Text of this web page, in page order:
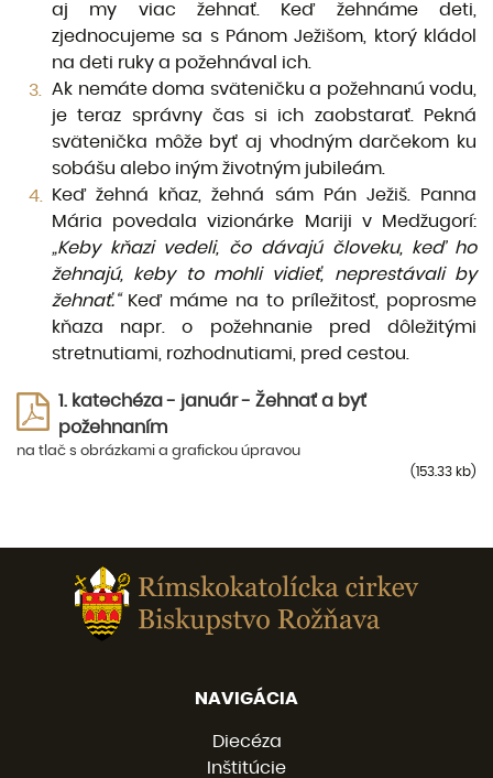
aj my viac žehnať. Keď žehnáme deti,
zjednocuje­me sa s Pánom Ježišom, ktorý kládol
na deti ruky a požehnával ich.
Ak nemáte doma sväteničku a požehnanú vodu,
je teraz správny čas si ich zaobstarať. Pekná
sväte­nička môže byť aj vhodným darčekom ku
sobášu alebo iným životným jubileám.
Keď žehná kňaz, žehná sám Pán Ježiš. Panna
Mária povedala vizionárke Mariji v Medžugorí:
„Keby kňazi vedeli, čo dávajú človeku, keď ho
žehnajú, keby to mohli vidieť, neprestávali by
žehnať.“Keď máme na to príležitosť, poprosme
kňaza napr. o požehnanie pred dôležitými
stretnutiami, rozhod­nutiami, pred cestou.
1. katechéza - január - Žehnať a byť
požehnaním
na tlač s obrázkami a grafickou úpravou
(153.33 kb)
NAVIGÁCIA
Diecéza
Inštitúcie